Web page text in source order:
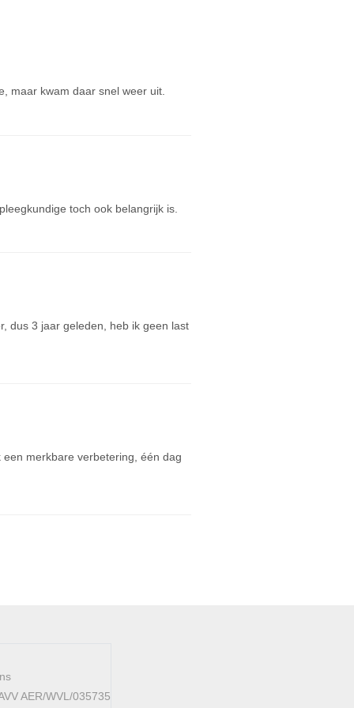
maar kwam daar snel weer uit.
toch ook belangrijk is.
dus 3 jaar geleden, heb ik geen last
merkbare verbetering, één dag
AER/WVL/035735